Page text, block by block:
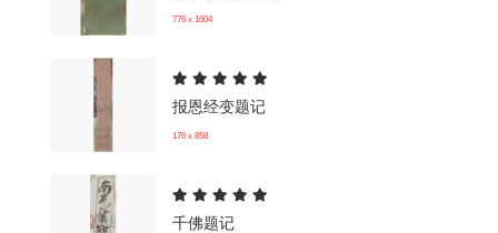
776 x 1604
报恩经变题记
176 x 858
千佛题记